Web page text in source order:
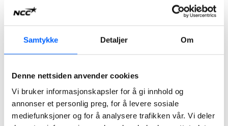
Samtykke Detaljer Om
Denne nettsiden anvender cookies
Vi bruker informasjonskapsler for å gi innhold og
annonser et personlig preg, for å levere sosiale
mediefunksjoner og for å analysere trafikken vår. Vi deler
Miljøregnskap
NCC påtok seg å føre et detaljert miljøregnskap for hele
asfaltleveransen til prosjektet, fra asfaltproduksjon og
og alt av maskiner i prosjektet gikk på miljødiesel HVO100.
Det ble valgt transportør som benytter utelukkende biler
med Euro 6 motor som går på milesBIO HVO100 laget av